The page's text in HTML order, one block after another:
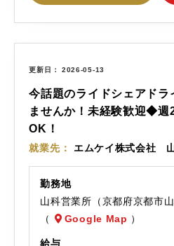
更新日 2026-05-13
今話題のライドシェアドラ
ませんか！未経験歓迎◆週
OK！
就業先 エムケイ株式会社
勤務地
山科営業所（京都府京都市
（
Google Map ）
給与